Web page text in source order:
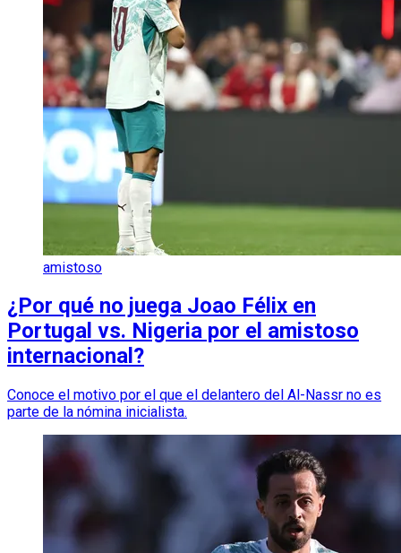
amistoso
¿Por qué no juega Joao Félix en
Portugal vs. Nigeria por el amistoso
internacional?
Conoce el motivo por el que el delantero del Al-Nassr no es
parte de la nómina inicialista.